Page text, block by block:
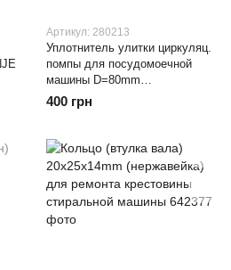
Артикул: 280213
Уплотнитель улитки циркуляц.
помпы для посудомоечной
машины D=80mm
ELECTROLUX (4055341541)
400 грн